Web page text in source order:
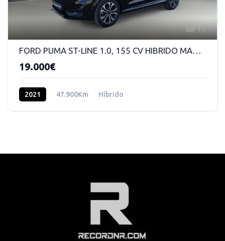
17
FORD PUMA ST-LINE 1.0, 155 CV HIBRIDO MANUAL 6VEL
19.000€
2021 47.900Km Híbrido